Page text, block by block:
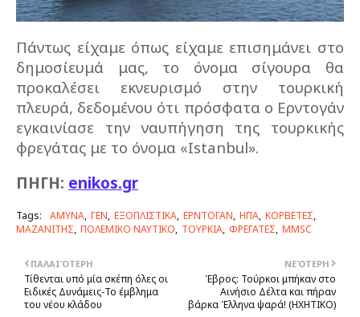
Πάντως είχαμε όπως είχαμε επισημάνει στο
δημοσίευμά μας, το όνομα σίγουρα θα
προκαλέσει εκνευρισμό στην τουρκική
πλευρά, δεδομένου ότι πρόσφατα ο Ερντογάν
εγκαινίασε την ναυπήγηση της τουρκικής
φρεγάτας με το όνομα «Istanbul».
ΠΗΓΗ: enikos.gr
Tags: ΑΜΥΝΑ ΓΕΝ ΕΞΟΠΛΙΣΤΙΚΑ ΕΡΝΤΟΓΑΝ ΗΠΑ ΚΟΡΒΕΤΕΣ
ΜΑΖΑΝΙΤΗΣ ΠΟΛΕΜΙΚΟ ΝΑΥΤΙΚΟ ΤΟΥΡΚΙΑ ΦΡΕΓΑΤΕΣ MMSC
ΝΕΌΤΕΡΗ
Έβρος: Τούρκοι μπήκαν στο
Αινήσιο Δέλτα και πήραν
βάρκα Έλληνα ψαρά! (ΗΧΗΤΙΚΟ)
ΠΑΛΑΙΌΤΕΡΗ
Τίθενται υπό μία σκέπη όλες οι
Ειδικές Δυνάμεις-Το έμβλημα
του νέου κλάδου